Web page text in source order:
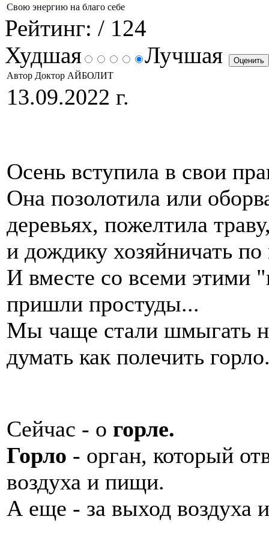
Свою энергию на благо себе
Рейтинг: / 124
Худшая
Лучшая
Автор Доктор АЙБОЛИТ
13.09.2022 г.
Осень вступила в свои
Она позолотила или
деревьях, пожелтила
и дождику хозяйничать по
И вместе со всеми этими
пришли простуды...
Мы чаще стали шмыгать
думать как полечить
Сейчас - о горле.
Горло - орган, который
воздуха и пищи.
А еще - за выход воздуха